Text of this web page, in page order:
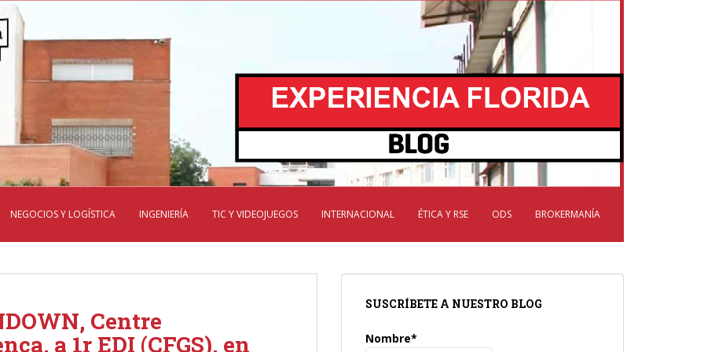
NEGOCIOS Y LOGÍSTICA INGENIERÍA TIC Y VIDEOJUEGOS INTERNACIONAL ÉTICA Y RSE ODS BROKERMANÍA
Centre
a 1r EDI (CFGS), en
SUSCRÍBETE A NUESTRO BLOG
Nombre*